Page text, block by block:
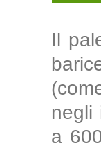
Il
negli
a